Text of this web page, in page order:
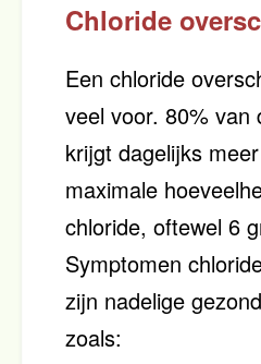
Chloride
Een chloride
veel voor. 80% van
krijgt dagelijks
maximale
chloride, oftewel 6
Symptomen
zijn nadelige
zoals: